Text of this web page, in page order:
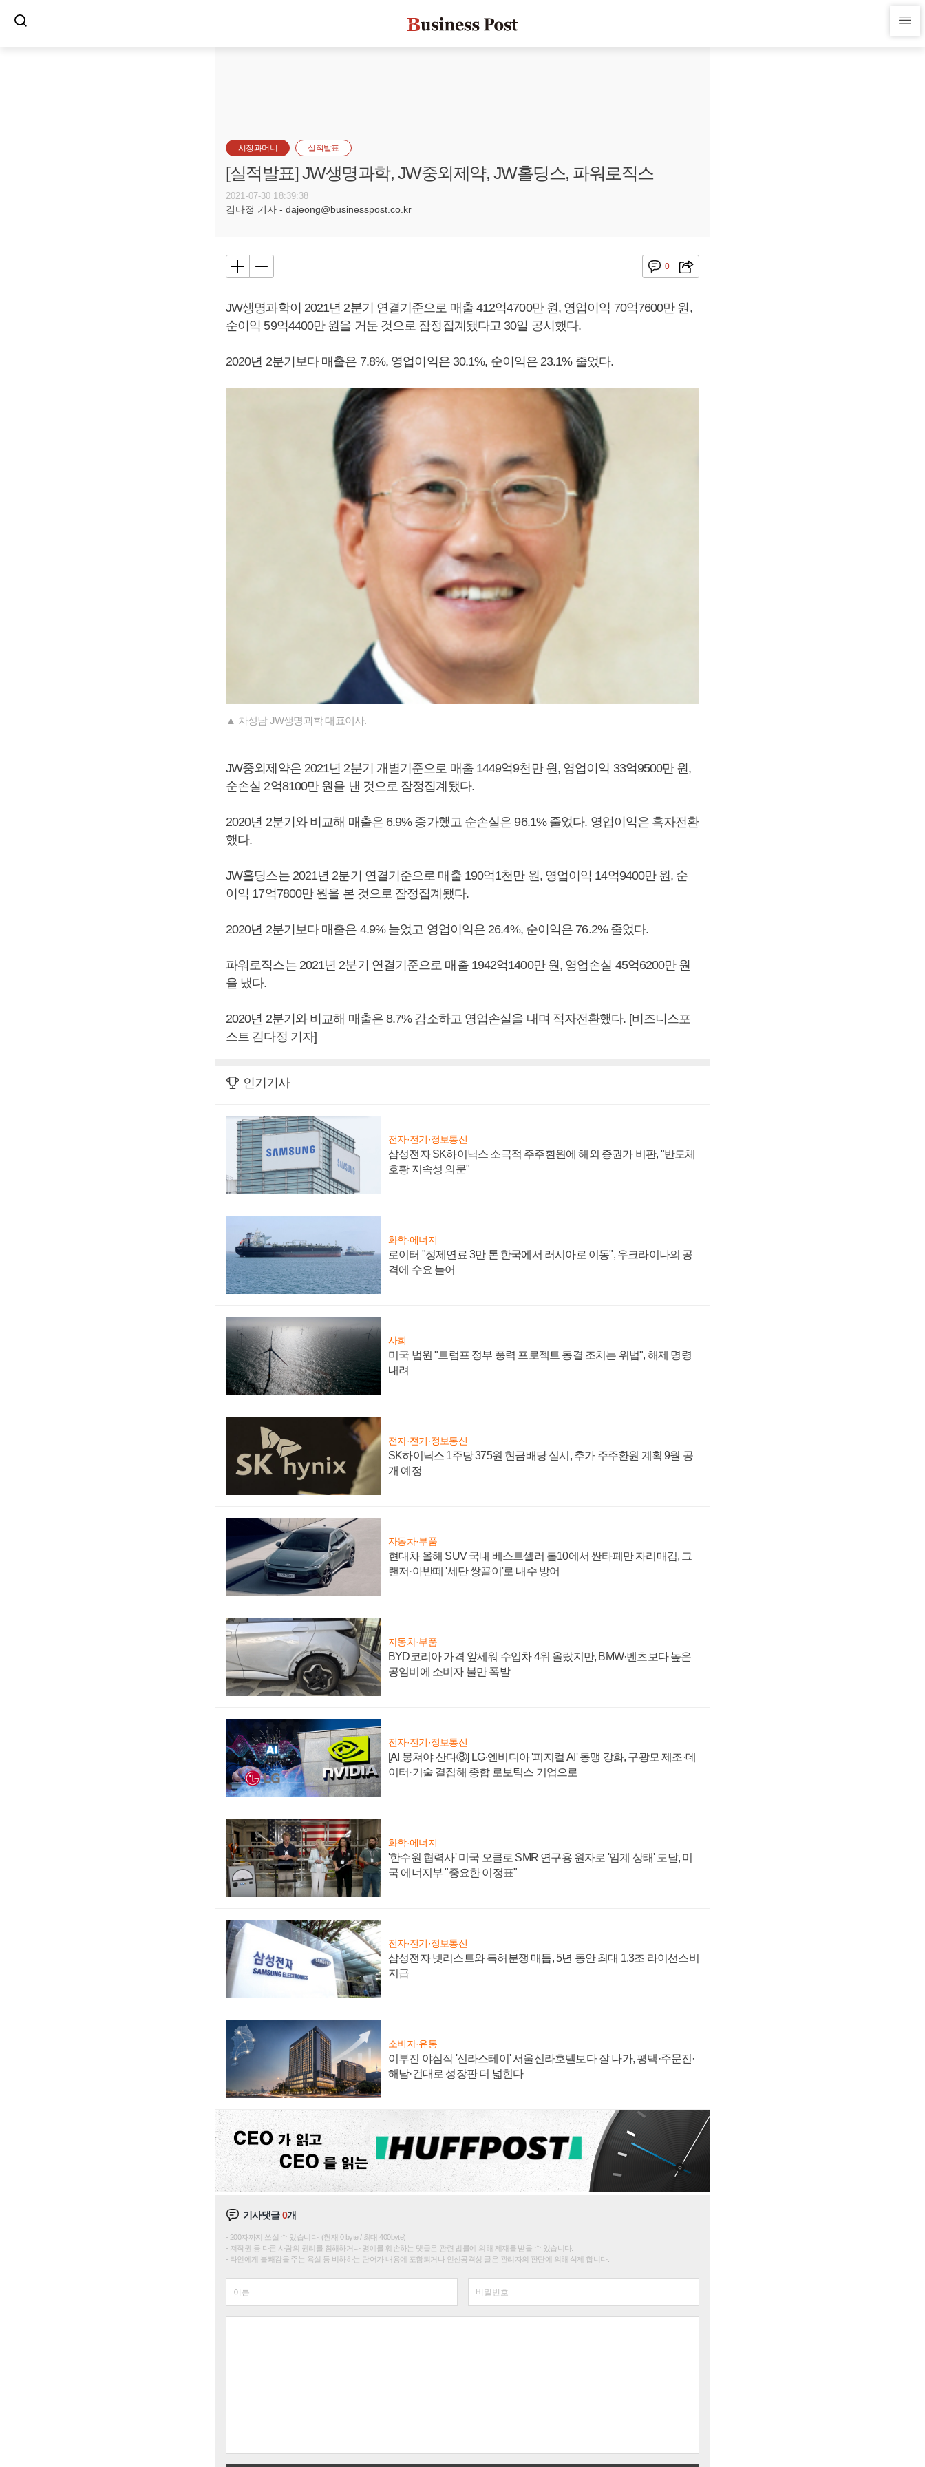
시장과머니 실적발표
[실적발표] JW생명과학, JW중외제약, JW홀딩스, 파워로직스
2021-07-30 18:39:38
김다정 기자 - dajeong@businesspost.co.kr
0
JW생명과학이 2021년 2분기 연결기준으로 매출 412억4700만 원, 영업이익 70억7600만 원,
순이익 59억4400만 원을 거둔 것으로 잠정집계됐다고 30일 공시했다.
2020년 2분기보다 매출은 7.8%, 영업이익은 30.1%, 순이익은 23.1% 줄었다.
▲ 차성남 JW생명과학 대표이사.
JW중외제약은 2021년 2분기 개별기준으로 매출 1449억9천만 원, 영업이익 33억9500만 원,
순손실 2억8100만 원을 낸 것으로 잠정집계됐다.
2020년 2분기와 비교해 매출은 6.9% 증가했고 순손실은 96.1% 줄었다. 영업이익은 흑자전환
했다.
JW홀딩스는 2021년 2분기 연결기준으로 매출 190억1천만 원, 영업이익 14억9400만 원, 순
이익 17억7800만 원을 본 것으로 잠정집계됐다.
2020년 2분기보다 매출은 4.9% 늘었고 영업이익은 26.4%, 순이익은 76.2% 줄었다.
파워로직스는 2021년 2분기 연결기준으로 매출 1942억1400만 원, 영업손실 45억6200만 원
을 냈다.
2020년 2분기와 비교해 매출은 8.7% 감소하고 영업손실을 내며 적자전환했다. [비즈니스포
스트 김다정 기자]
인기기사
전자·전기·정보통신
삼성전자 SK하이닉스 소극적 주주환원에 해외 증권가 비판, "반도체
호황 지속성 의문"
화학·에너지
로이터 "정제연료 3만 톤 한국에서 러시아로 이동", 우크라이나의 공
격에 수요 늘어
사회
미국 법원 "트럼프 정부 풍력 프로젝트 동결 조치는 위법", 해제 명령
내려
전자·전기·정보통신
SK하이닉스 1주당 375원 현금배당 실시, 추가 주주환원 계획 9월 공
개 예정
자동차·부품
현대차 올해 SUV 국내 베스트셀러 톱10에서 싼타페만 자리매김, 그
랜저·아반떼 '세단 쌍끌이'로 내수 방어
자동차·부품
BYD코리아 가격 앞세워 수입차 4위 올랐지만, BMW·벤츠보다 높은
공임비에 소비자 불만 폭발
전자·전기·정보통신
[AI 뭉쳐야 산다⑧] LG·엔비디아 '피지컬 AI' 동맹 강화, 구광모 제조·데
이터·기술 결집해 종합 로보틱스 기업으로
화학·에너지
'한수원 협력사' 미국 오클로 SMR 연구용 원자로 '임계 상태' 도달, 미
국 에너지부 "중요한 이정표"
전자·전기·정보통신
삼성전자 넷리스트와 특허분쟁 매듭, 5년 동안 최대 1.3조 라이선스비
지급
소비자·유통
이부진 야심작 '신라스테이' 서울신라호텔보다 잘 나가, 평택·주문진·
해남·건대로 성장판 더 넓힌다
기사댓글0개
200자까지 쓰실 수 있습니다. (현재 0 byte / 최대 400byte)
저작권 등 다른 사람의 권리를 침해하거나 명예를 훼손하는 댓글은 관련 법률에 의해 제재를 받을 수 있습니다.
타인에게 불쾌감을 주는 욕설 등 비하하는 단어가 내용에 포함되거나 인신공격성 글은 관리자의 판단에 의해 삭제 합니다.